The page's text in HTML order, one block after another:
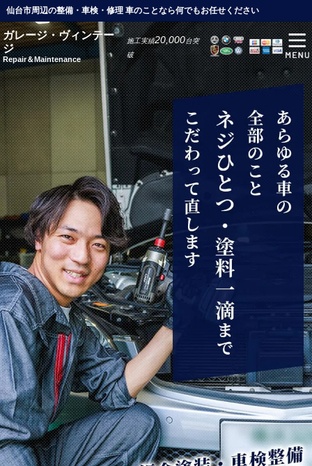
仙台市周辺の整備・車検・修理 車のことなら何でもお任せください
ガレージ・ヴィンテー
ジ
Repair＆Maintenance
施工実績20,000台突
破